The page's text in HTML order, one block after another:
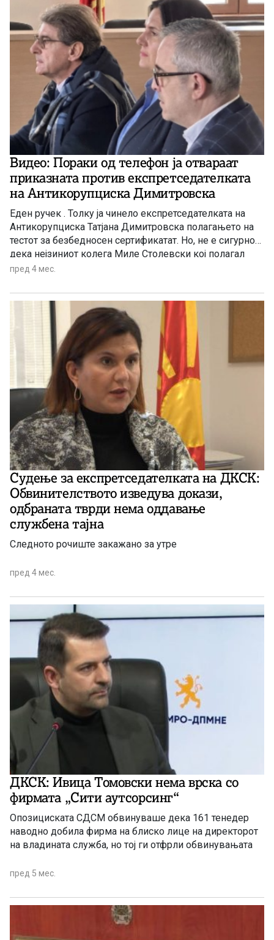
Видео: Пораки од телефон ја отвараат
приказната против експретседателката
на Антикорупциска Димитровска
Еден ручек . Толку ја чинело експретседателката на
Антикорупциска Татјана Димитровска полагањето на
тестот за безбедносен сертификатат. Но, не е сигурно
дека нејзиниот колега Миле Столевски кој полагал
наместо неа, ќарил ручек. Ова произлегува од
со кои ја товари Димитровска за комјутерски
фалсификат. Експретседателката и обвинетиот
Столевски го […]
пред 4 мес.
Судење за експретседателката на ДКСК:
Обвинителството изведува докази,
одбраната тврди нема оддавање
службена тајна
Следното рочиште закажано за утре
пред 4 мес.
ДКСК: Ивица Томовски нема врска со
фирмата „Сити аутсорсинг“
Опозициската СДСМ обвинуваше дека 161 тенедер
наводно добила фирма на блиско лице на директорот
на владината служба, но тој ги отфрли обвинувањата
пред 5 мес.